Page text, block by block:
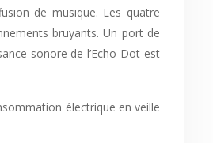
de musique. Les quatre
bruyants. Un port de
sonore de l’Echo Dot est
électrique en veille